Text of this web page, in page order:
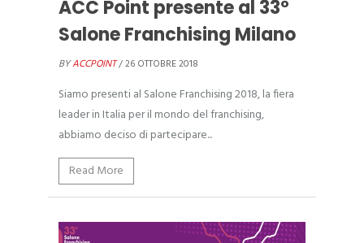
ACC Point presente al 33°
Salone Franchising Milano
BYACCPOINT/ 26 OTTOBRE 2018
Siamo presenti al Salone Franchising 2018, la fiera
leader in Italia per il mondo del franchising,
abbiamo deciso di partecipare...
Read More